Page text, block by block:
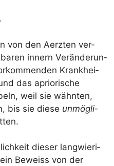
von den Aerz­ten ver­
innern Ver­än­de­run­
Krank­hei­
das aprio­ri­sche
weil sie wähn­ten,
bis sie die­se unmög­li­
die­ser lang­wie­ri­
Beweiss von der